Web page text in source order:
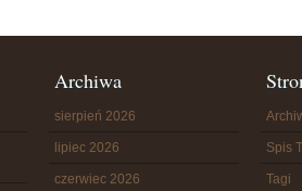
Archiwa
sierpień 2026
lipiec 2026
czerwiec 2026
Spis
Tagi